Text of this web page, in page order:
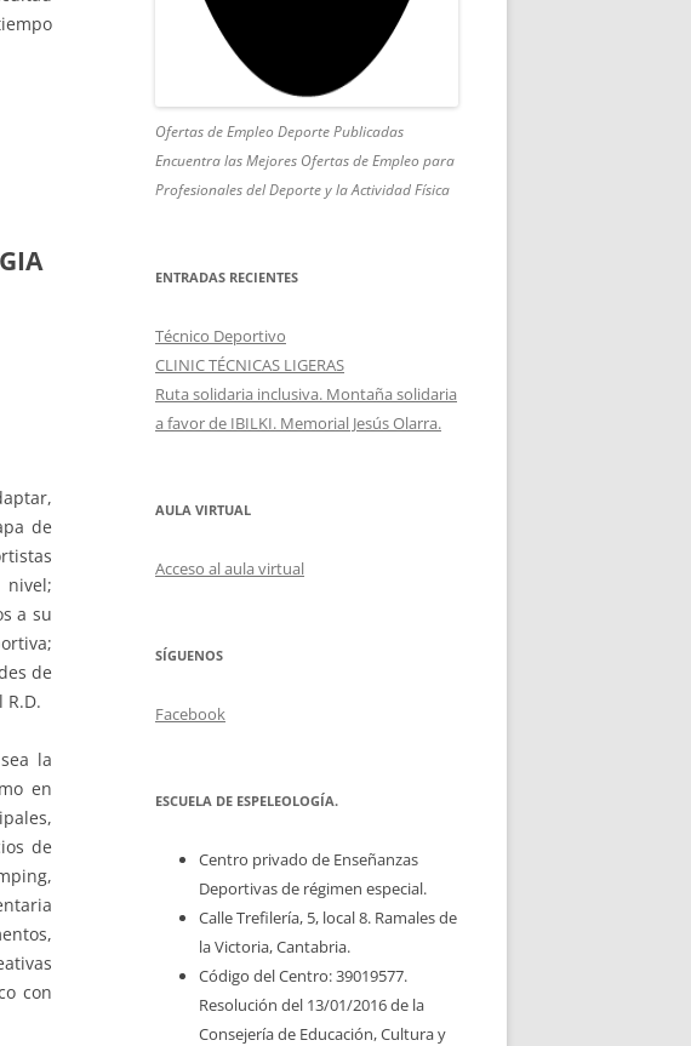
de
nivel;
a su
de
la
en
de
con
Ofertas de Empleo Deporte Publicadas
Encuentra las Mejores Ofertas de Empleo para
Profesionales del Deporte y la Actividad Física
ENTRADAS RECIENTES
Técnico Deportivo
CLINIC TÉCNICAS LIGERAS
Ruta solidaria inclusiva. Montaña solidaria
a favor de IBILKI. Memorial Jesús Olarra.
AULA VIRTUAL
Acceso al aula virtual
SÍGUENOS
Facebook
ESCUELA DE ESPELEOLOGÍA.
Centro privado de Enseñanzas
Deportivas de régimen especial.
Calle Trefilería, 5, local 8. Ramales de
la Victoria, Cantabria.
Código del Centro: 39019577.
Resolución del 13/01/2016 de la
Consejería de Educación, Cultura y